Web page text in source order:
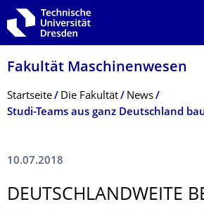
Zur Hauptnavigation springen
Zur Suche springen
Zum Inhalt springen
Fakultät Maschinenwesen
Breadcrumb-Menü
Startseite Die Fakultät
News
Studi-Teams aus ganz Deutschland
10.07.2018
DEUTSCHLANDWEI­TE